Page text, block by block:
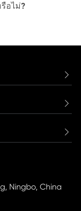
อไม่?



Ningbo, China